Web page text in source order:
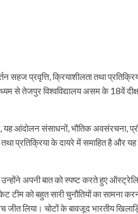
सहज प्रवृत्ति, क्रियाशीलता तथा
तेजपुर विश्वविद्यालय असम के 18वें
यह आंदोलन संसाधनों, भौतिक अवसंरचना,
तथा प्रतिक्रिया के दायरे में समाहित है और
अपनी बात को स्पष्ट करते हुए
टीम को बहुत सारी चुनौतियों का सामना
लिया। चोटों के बावजूद भारतीय